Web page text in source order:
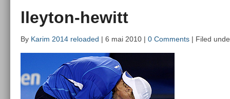
lleyton-hewitt
By Karim 2014 reloaded | 6 mai 2010 | 0 Comments | Filed